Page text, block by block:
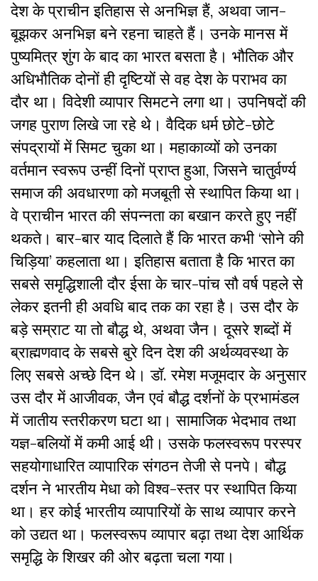
देश के प्राचीन इतिहास से अनभिज्ञ हैं, अथवा जान-
बूझकर अनभिज्ञ बने रहना चाहते हैं। उनके मानस में
पुष्यमित्र शुंग के बाद का भारत बसता है। भौतिक और
अधिभौतिक दोनों ही दृष्टियों से वह देश के पराभव का
दौर था। विदेशी व्यापार सिमटने लगा था। उपनिषदों की
जगह पुराण लिखे जा रहे थे। वैदिक धर्म छोटे-छोटे
संपद्रायों में सिमट चुका था। महाकाव्यों को उनका
वर्तमान स्वरूप उन्हीं दिनों प्राप्त हुआ, जिसने चातुर्वर्ण्य
समाज की अवधारणा को मजबूती से स्थापित किया था।
वे प्राचीन भारत की संपन्नता का बखान करते हुए नहीं
थकते। बार-बार याद दिलाते हैं कि भारत कभी ‘सोने की
चिड़िया’ कहलाता था। इतिहास बताता है कि भारत का
सबसे समृद्धिशाली दौर ईसा के चार-पांच सौ वर्ष पहले से
लेकर इतनी ही अवधि बाद तक का रहा है। उस दौर के
बड़े सम्राट या तो बौद्ध थे, अथवा जैन। दूसरे शब्दों में
ब्राह्मणवाद के सबसे बुरे दिन देश की अर्थव्यवस्था के
लिए सबसे अच्छे दिन थे। डॉ. रमेश मजूमदार के अनुसार
उस दौर में आजीवक, जैन एवं बौद्ध दर्शनों के प्रभामंडल
में जातीय स्तरीकरण घटा था। सामाजिक भेदभाव तथा
यज्ञ-बलियों में कमी आई थी। उसके फलस्वरूप परस्पर
सहयोगाधारित व्यापारिक संगठन तेजी से पनपे। बौद्ध
दर्शन ने भारतीय मेधा को विश्व-स्तर पर स्थापित किया
था। हर कोई भारतीय व्यापारियों के साथ व्यापार करने
को उद्यत था। फलस्वरूप व्यापार बढ़ा तथा देश आर्थिक
समृद्धि के शिखर की ओर बढ़ता चला गया।